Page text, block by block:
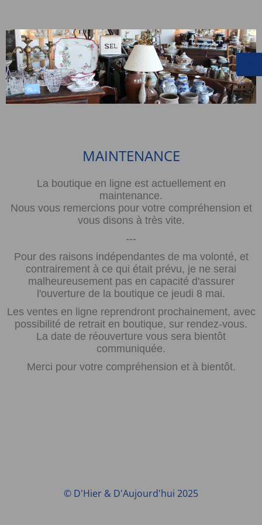
MAINTENANCE
La boutique en ligne est actuellement en
maintenance.
Nous vous remercions pour votre compréhension et
vous disons à très vite.
---
Pour des raisons indépendantes de ma volonté, et
contrairement à ce qui était prévu, je ne serai
malheureusement pas en capacité d'assurer
l'ouverture de la boutique ce jeudi 8 mai.
Les ventes en ligne reprendront prochainement, avec
possibilité de retrait en boutique, sur rendez-vous.
La date de réouverture vous sera bientôt
communiquée.
Merci pour votre compréhension et à bientôt.
© D'Hier & D'Aujourd'hui 2025